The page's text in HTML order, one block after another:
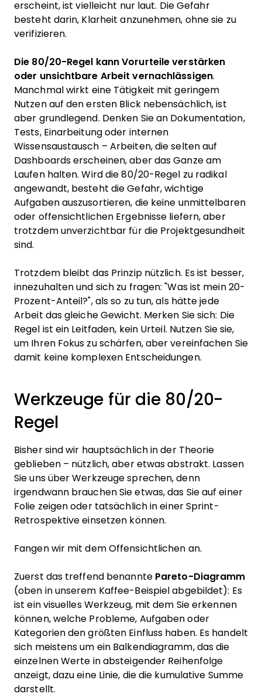
erscheint, ist vielleicht nur laut. Die Gefahr
besteht darin, Klarheit anzunehmen, ohne sie zu
verifizieren.
Die 80/20-Regel kann Vorurteile verstärken
oder unsichtbare Arbeit vernachlässigen.
Manchmal wirkt eine Tätigkeit mit geringem
Nutzen auf den ersten Blick nebensächlich, ist
aber grundlegend. Denken Sie an Dokumentation,
Tests, Einarbeitung oder internen
Wissensaustausch – Arbeiten, die selten auf
Dashboards erscheinen, aber das Ganze am
Laufen halten. Wird die 80/20-Regel zu radikal
angewandt, besteht die Gefahr, wichtige
Aufgaben auszusortieren, die keine unmittelbaren
oder offensichtlichen Ergebnisse liefern, aber
trotzdem unverzichtbar für die Projektgesundheit
sind.
Trotzdem bleibt das Prinzip nützlich. Es ist besser,
innezuhalten und sich zu fragen: "Was ist mein 20-
Prozent-Anteil?", als so zu tun, als hätte jede
Arbeit das gleiche Gewicht. Merken Sie sich: Die
Regel ist ein Leitfaden, kein Urteil. Nutzen Sie sie,
um Ihren Fokus zu schärfen, aber vereinfachen Sie
damit keine komplexen Entscheidungen.
Werkzeuge für die 80/20-
Regel
Bisher sind wir hauptsächlich in der Theorie
geblieben – nützlich, aber etwas abstrakt. Lassen
Sie uns über Werkzeuge sprechen, denn
irgendwann brauchen Sie etwas, das Sie auf einer
Folie zeigen oder tatsächlich in einer Sprint-
Retrospektive einsetzen können.
Fangen wir mit dem Offensichtlichen an.
Zuerst das treffend benannte Pareto-Diagramm
(oben in unserem Kaffee-Beispiel abgebildet): Es
ist ein visuelles Werkzeug, mit dem Sie erkennen
können, welche Probleme, Aufgaben oder
Kategorien den größten Einfluss haben. Es handelt
sich meistens um ein Balkendiagramm, das die
einzelnen Werte in absteigender Reihenfolge
anzeigt, dazu eine Linie, die die kumulative Summe
darstellt.